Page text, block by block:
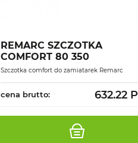
REMARC SZCZOTKA
COMFORT 80 350
Szczotka comfort do zamiatarek Remarc
cena brutto: 632.22